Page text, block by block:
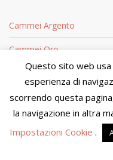
Stiamo aggiornando la
momento non sarà
scusiamo del
Cammei Argento
Cammei Oro
Coralli argento
Coralli Oro
Questo sito web
esperienza di
scorrendo questa
la navigazione in altra
Impostazioni Cookie .